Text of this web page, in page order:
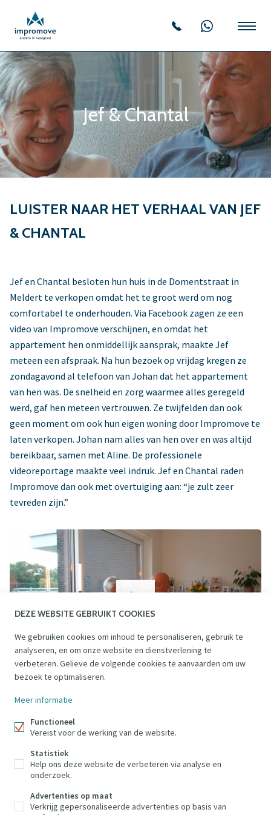
Jef & Chantal
LUISTER NAAR HET VERHAAL VAN JEF
& CHANTAL
Jef en Chantal besloten hun huis in de Domentstraat in
Meldert te verkopen omdat het te groot werd om nog
comfortabel te onderhouden. Via Facebook zagen ze een
video van Impromove verschijnen, en omdat het
appartement hen onmiddellijk aansprak, maakte Jef
meteen een afspraak. Na hun bezoek op vrijdag kregen ze
zondagavond al telefoon van Johan dat het appartement
van hen was. De snelheid en zorg waarmee alles geregeld
werd, gaf hen meteen vertrouwen. Ze twijfelden dan ook
geen moment om ook hun eigen woning door Impromove te
laten verkopen. Johan nam alles van hen over en was altijd
bereikbaar, samen met Aline. De professionele
videoreportage maakte veel indruk. Jef en Chantal raden
Impromove dan ook met overtuiging aan: “je zult zeer
tevreden zijn.”
Impromove
1790 Affligem
+32 2 887 80 56
info@impromove.be
DEZE WEBSITE GEBRUIKT COOKIES
We gebruiken cookies om inhoud te personaliseren, gebruik te
analyseren, en om onze website en dienstverlening te
verbeteren. Gelieve de volgende cookies te aanvaarden om uw
bezoek te optimaliseren.
Meer informatie
Functioneel
Vereist voor de werking van de website.
Statistiek
Help ons deze website de verbeteren via analyse en
onderzoek.
Advertenties op maat
Verkrijg gepersonaliseerde advertenties op basis van